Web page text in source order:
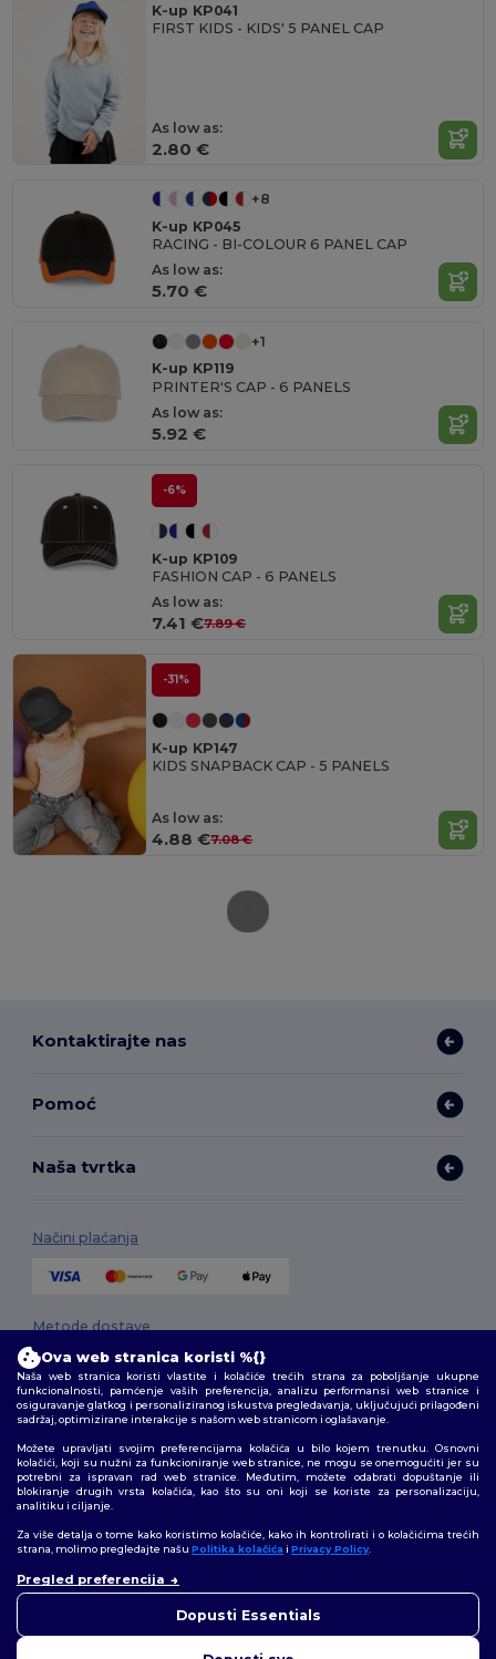
K-up KP041
FIRST KIDS - KIDS' 5 PANEL CAP
As low as:
2.80 €
+8
K-up KP045
RACING - BI-COLOUR 6 PANEL CAP
As low as:
5.70 €
+1
K-up KP119
PRINTER'S CAP - 6 PANELS
As low as:
5.92 €
-6%
K-up KP109
FASHION CAP - 6 PANELS
As low as:
7.41 €7.89 €
-31%
K-up KP147
KIDS SNAPBACK CAP - 5 PANELS
As low as:
4.88 €7.08 €
Kontaktirajte nas
Pomoć
Naša tvrtka
Načini plaćanja
Metode dostave
2026. Sva prava zadržana
Uvjeti i odredbe|Pravila o privatnosti|Politika kolačića|Mapa Sajta
Pratite nas
Ova web stranica koristi %{}
Naša web stranica koristi vlastite i kolačiće trećih strana za poboljšanje ukupne
funkcionalnosti, pamćenje vaših preferencija, analizu performansi web stranice i
osiguravanje glatkog i personaliziranog iskustva pregledavanja, uključujući prilagođeni
sadržaj, optimizirane interakcije s našom web stranicom i oglašavanje.
Možete upravljati svojim preferencijama kolačića u bilo kojem trenutku. Osnovni
kolačići, koji su nužni za funkcioniranje web stranice, ne mogu se onemogućiti jer su
potrebni za ispravan rad web stranice. Međutim, možete odabrati dopuštanje ili
blokiranje drugih vrsta kolačića, kao što su oni koji se koriste za personalizaciju,
analitiku i ciljanje.
Za više detalja o tome kako koristimo kolačiće, kako ih kontrolirati i o kolačićima trećih
strana, molimo pregledajte našu Politika kolačića i Privacy Policy.
Pregled preferencija
Dopusti Essentials
kontaktirati u bilo kojem